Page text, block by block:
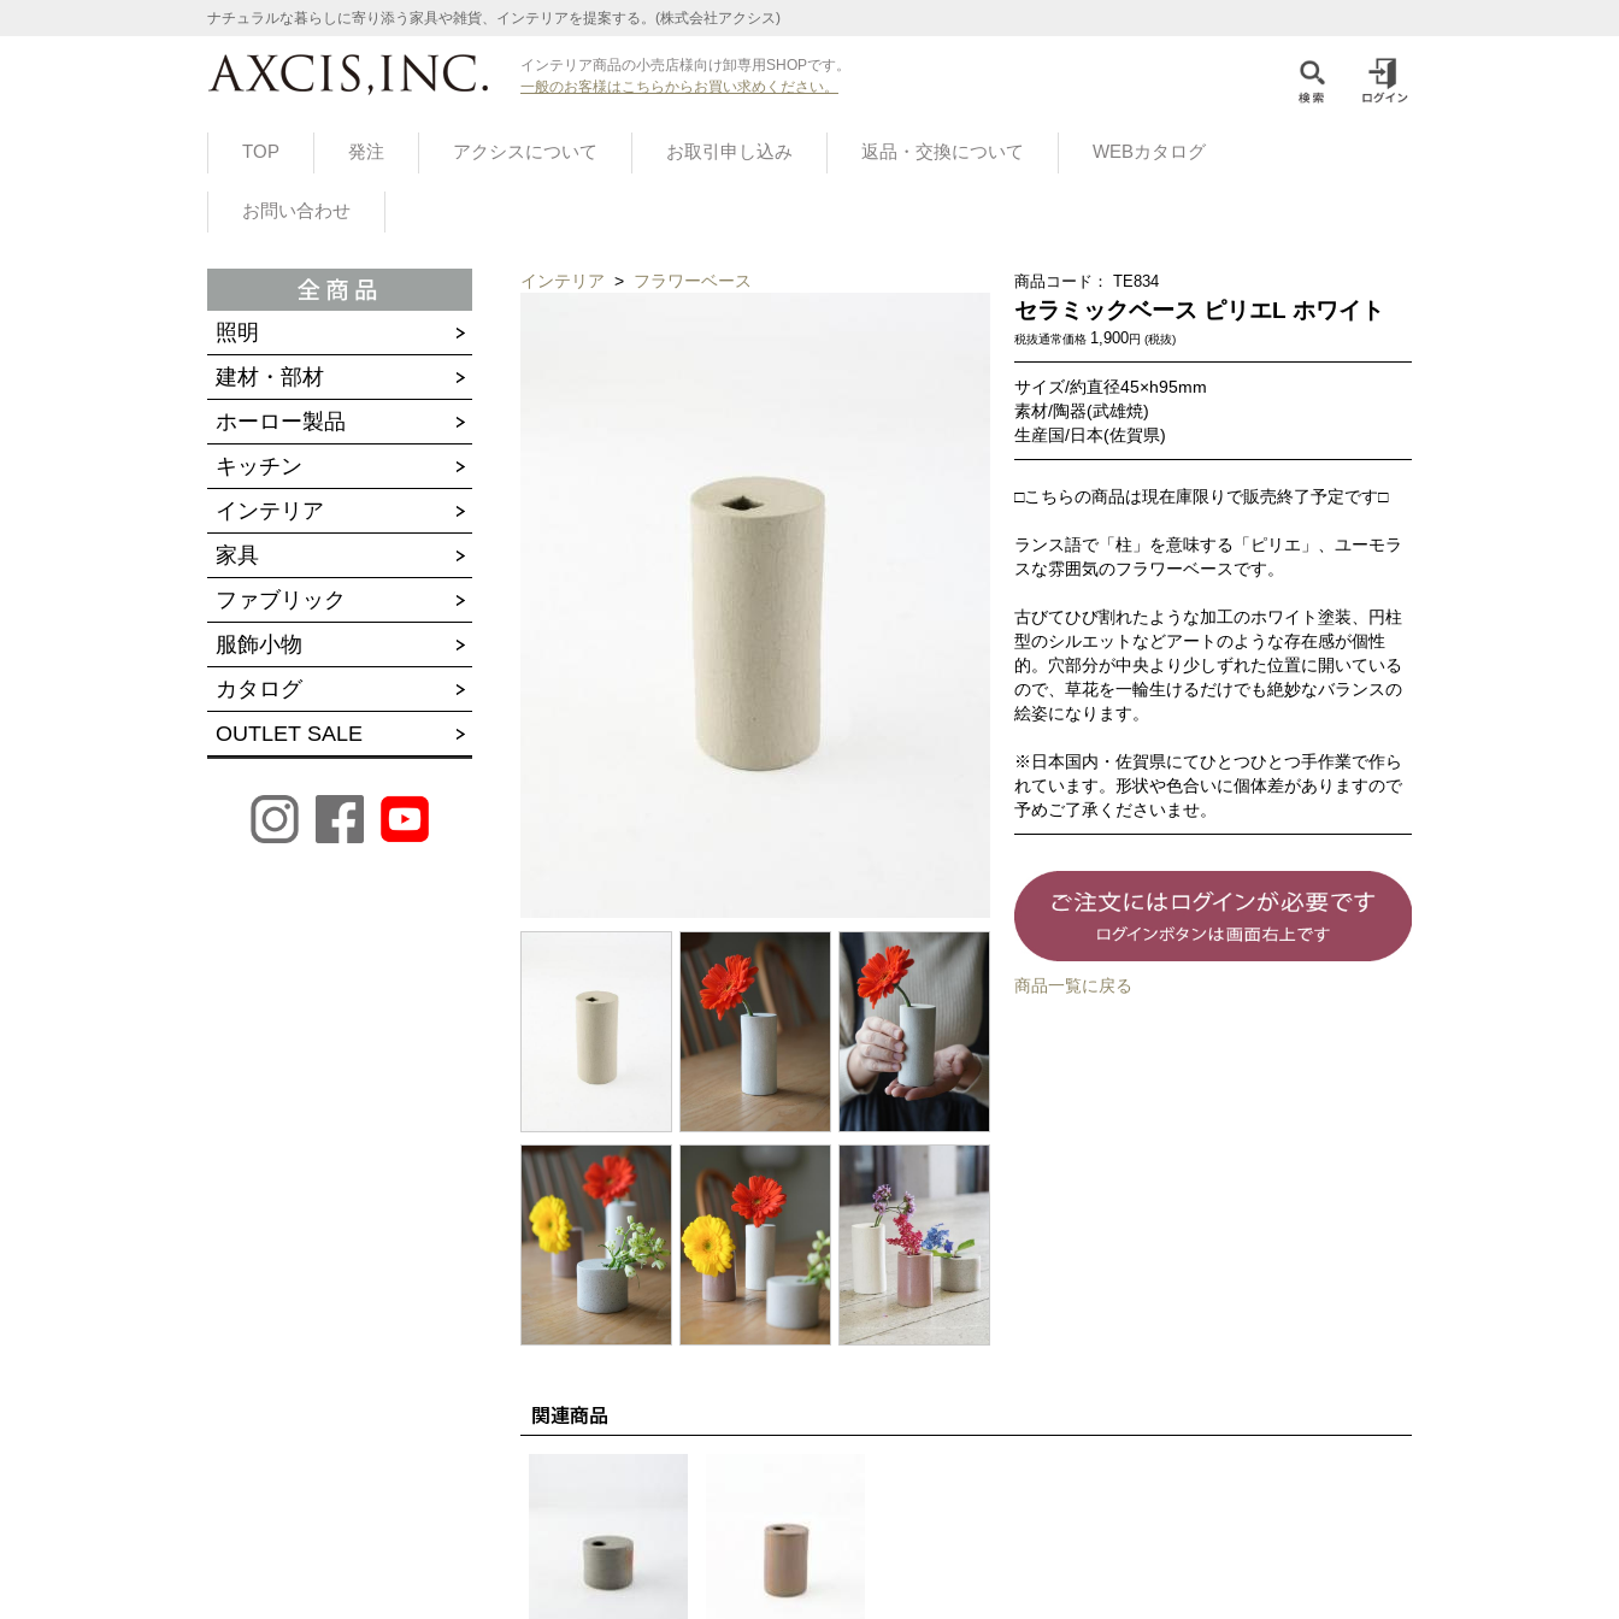
ナチュラルな暮らしに寄り添う家具や雑貨、インテリアを提案する。(株式会社アクシス)
インテリア商品の小売店様向け卸専用SHOPです。
一般のお客様はこちらからお買い求めください。
TOP 発注 アクシスについて お取引申し込み 返品・交換について WEBカタログ
お問い合わせ
照明
建材・部材
ホーロー製品
キッチン
インテリア
家具
ファブリック
服飾小物
カタログ
OUTLET SALE
インテリア > フラワーベース 商品コード： TE834
セラミックベース ピリエL ホワイト
税抜通常価格 1,900円 (税抜)
サイズ/約直径45×h95mm
素材/陶器(武雄焼)
生産国/日本(佐賀県)
□こちらの商品は現在庫限りで販売終了予定です□
ランス語で「柱」を意味する「ピリエ」、ユーモラ
スな雰囲気のフラワーベースです。
古びてひび割れたような加工のホワイト塗装、円柱
型のシルエットなどアートのような存在感が個性
的。穴部分が中央より少しずれた位置に開いている
ので、草花を一輪生けるだけでも絶妙なバランスの
絵姿になります。
※日本国内・佐賀県にてひとつひとつ手作業で作ら
れています。形状や色合いに個体差がありますので
予めご了承くださいませ。
商品一覧に戻る